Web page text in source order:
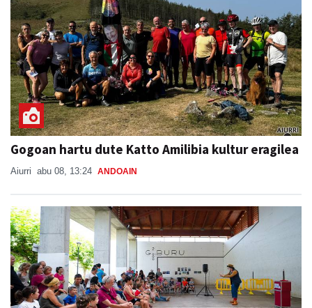
Gogoan hartu dute Katto Amilibia kultur eragilea
Aiurri abu 08, 13:24 ANDOAIN